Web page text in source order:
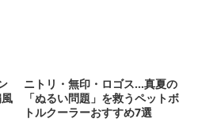
ニトリ・無印・ロゴス…真夏の
「ぬるい問題」を救うペットボ
トルクーラーおすすめ7選